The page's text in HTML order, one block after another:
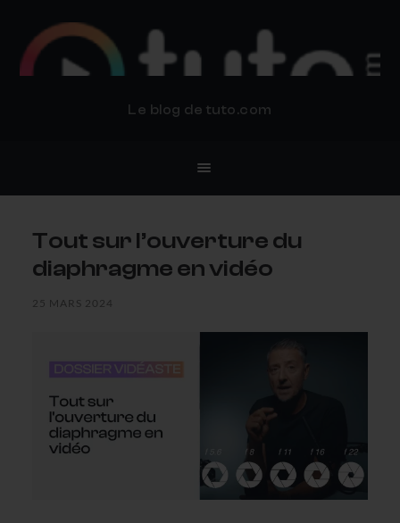
Le blog de tuto.com
Tout sur l’ouverture du
diaphragme en vidéo
25 MARS 2024